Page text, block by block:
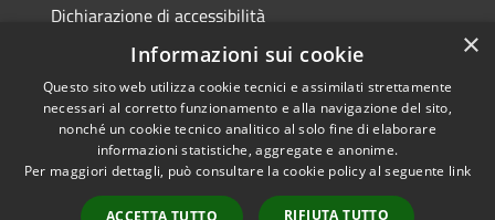
Dichiarazione di accessibilità
Accessibilità
Privacy
Copyright © 2026 • Comune di
Casperia • Powered by
Municipium•Accesso
redazione
×
Informazioni sui cookie
Questo sito web utilizza cookie tecnici e assimilati strettamente
necessari al corretto funzionamento e alla navigazione del sito,
nonché un cookie tecnico analitico al solo fine di elaborare
informazioni statistiche, aggregate e anonime.
Per maggiori dettagli, può consultare la cookie policy al seguente link
ACCETTA TUTTO RIFIUTA TUTTO